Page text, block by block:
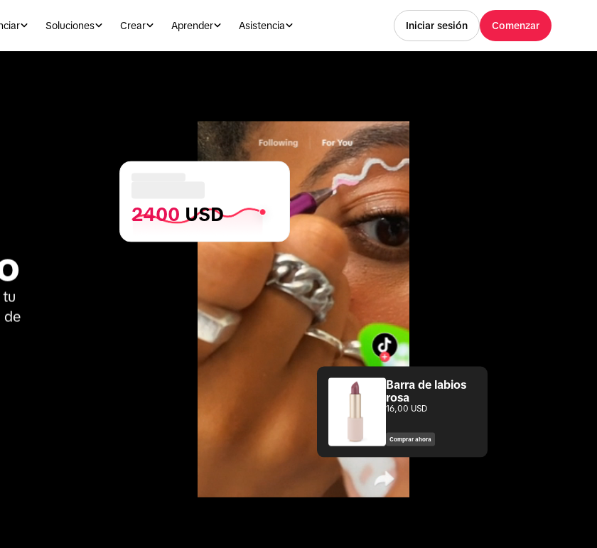
Soluciones Crear Aprender Asistencia Iniciar sesión Comenzar
tu
de
2400 USD
Barra de labios
rosa
16,00 USD
Comprar ahora